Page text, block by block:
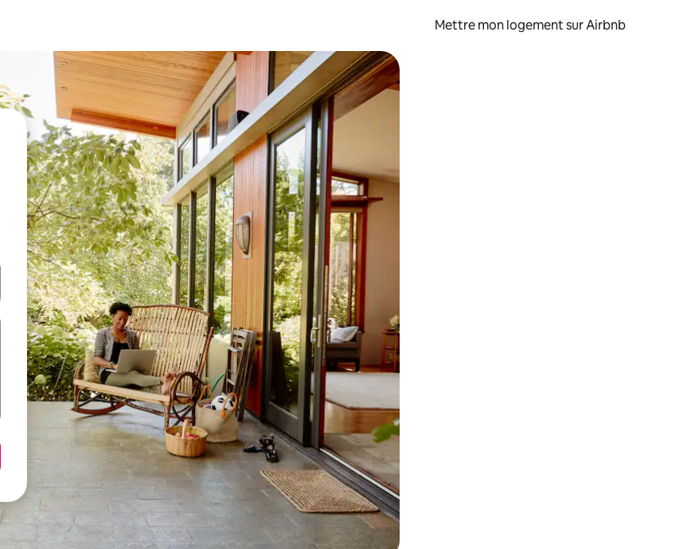
Mettre mon logement sur Airbnb
le haut et vers le bas pour les parcourir ou en appuyant et en faisant glisser.